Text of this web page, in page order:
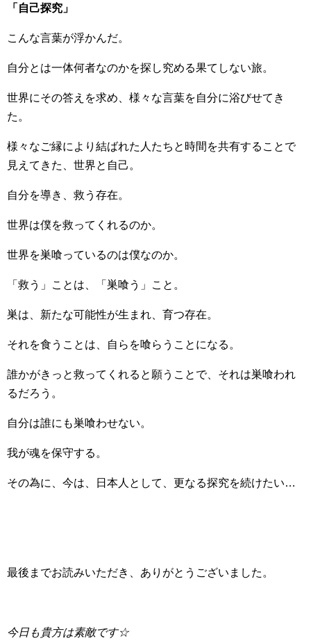
「自己探究」
こんな言葉が浮かんだ。
自分とは一体何者なのかを探し究める果てしない旅。
世界にその答えを求め、様々な言葉を自分に浴びせてき
た。
様々なご縁により結ばれた人たちと時間を共有することで
見えてきた、世界と自己。
自分を導き、救う存在。
世界は僕を救ってくれるのか。
世界を巣喰っているのは僕なのか。
「救う」ことは、「巣喰う」こと。
巣は、新たな可能性が生まれ、育つ存在。
それを食うことは、自らを喰らうことになる。
誰かがきっと救ってくれると願うことで、それは巣喰われ
るだろう。
自分は誰にも巣喰わせない。
我が魂を保守する。
その為に、今は、日本人として、更なる探究を続けたい…
最後までお読みいただき、ありがとうございました。
今日も貴方は素敵です☆